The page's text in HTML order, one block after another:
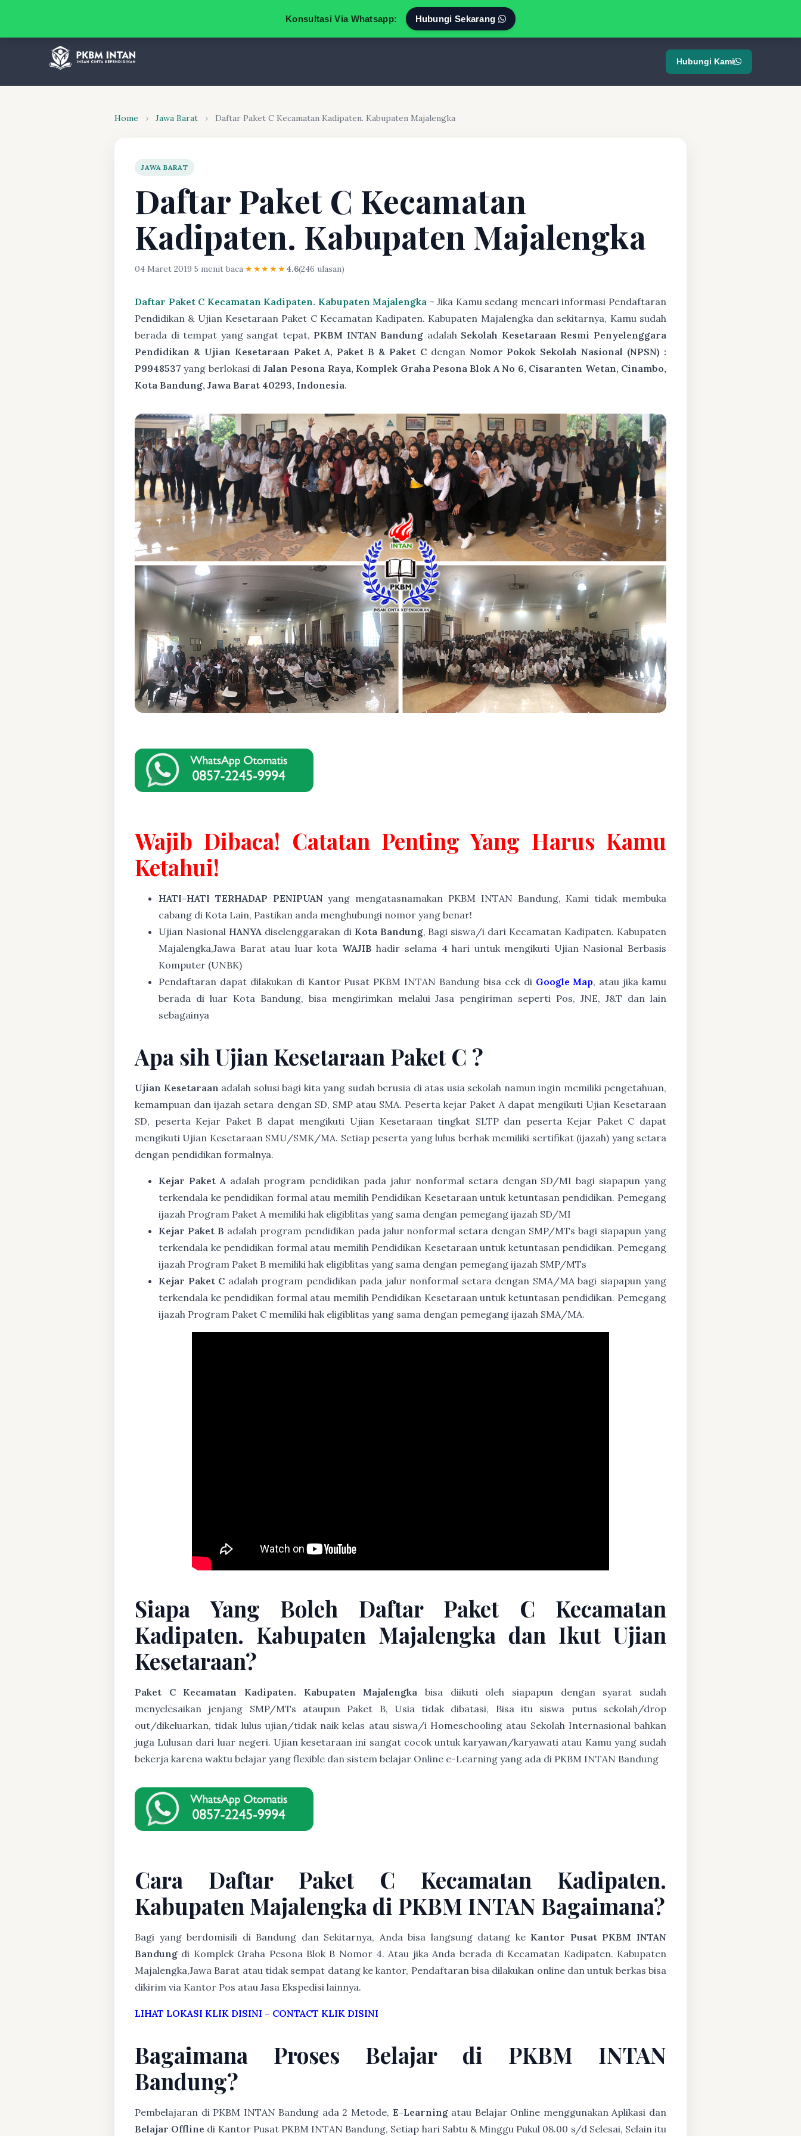
Konsultasi Via Whatsapp: Hubungi Sekarang
Hubungi Kami
Home › Jawa Barat › Daftar Paket C Kecamatan Kadipaten. Kabupaten Majalengka
JAWA BARAT
Daftar Paket C Kecamatan
Kadipaten. Kabupaten Majalengka
04 Maret 2019·5 menit baca·★★★★★4.6(246 ulasan)
Daftar Paket C Kecamatan Kadipaten. Kabupaten Majalengka - Jika Kamu sedang mencari informasi Pendaftaran
Pendidikan & Ujian Kesetaraan Paket C Kecamatan Kadipaten. Kabupaten Majalengka dan sekitarnya, Kamu sudah
berada di tempat yang sangat tepat, PKBM INTAN Bandung adalah Sekolah Kesetaraan Resmi Penyelenggara
Pendidikan & Ujian Kesetaraan Paket A, Paket B & Paket Cdengan Nomor Pokok Sekolah Nasional (NPSN) :
P9948537 yang berlokasi di Jalan Pesona Raya, Komplek Graha Pesona Blok A No 6, Cisaranten Wetan, Cinambo,
Kota Bandung, Jawa Barat 40293, Indonesia.
Wajib Dibaca! Catatan Penting Yang Harus Kamu
Ketahui!
HATI-HATI TERHADAP PENIPUANyang mengatasnamakan PKBM INTAN Bandung, Kami tidak membuka
cabang di Kota Lain, Pastikan anda menghubungi nomor yang benar!
Ujian Nasional HANYA diselenggarakan di Kota Bandung, Bagi siswa/i dari Kecamatan Kadipaten. Kabupaten
Majalengka,Jawa Barat atau luar kota WAJIB hadir selama 4 hari untuk mengikuti Ujian Nasional Berbasis
Komputer (UNBK)
Pendaftaran dapat dilakukan di Kantor Pusat PKBM INTAN Bandung bisa cek di Google Map, atau jika kamu
berada di luar Kota Bandung, bisa mengirimkan melalui Jasa pengiriman seperti Pos, JNE, J&T dan lain
sebagainya
Apa sih Ujian Kesetaraan Paket C ?
Ujian Kesetaraan adalah solusi bagi kita yang sudah berusia di atas usia sekolah namun ingin memiliki pengetahuan,
kemampuan dan ijazah setara dengan SD, SMP atau SMA. Peserta kejar Paket A dapat mengikuti Ujian Kesetaraan
SD, peserta Kejar Paket B dapat mengikuti Ujian Kesetaraan tingkat SLTP dan peserta Kejar Paket C dapat
mengikuti Ujian Kesetaraan SMU/SMK/MA. Setiap peserta yang lulus berhak memiliki sertifikat (ijazah) yang setara
dengan pendidikan formalnya.
Kejar Paket A adalah program pendidikan pada jalur nonformal setara dengan SD/MI bagi siapapun yang
terkendala ke pendidikan formal atau memilih Pendidikan Kesetaraan untuk ketuntasan pendidikan. Pemegang
ijazah Program Paket A memiliki hak eligiblitas yang sama dengan pemegang ijazah SD/MI
Kejar Paket B adalah program pendidikan pada jalur nonformal setara dengan SMP/MTs bagi siapapun yang
terkendala ke pendidikan formal atau memilih Pendidikan Kesetaraan untuk ketuntasan pendidikan. Pemegang
ijazah Program Paket B memiliki hak eligiblitas yang sama dengan pemegang ijazah SMP/MTs
Kejar Paket C adalah program pendidikan pada jalur nonformal setara dengan SMA/MA bagi siapapun yang
terkendala ke pendidikan formal atau memilih Pendidikan Kesetaraan untuk ketuntasan pendidikan. Pemegang
ijazah Program Paket C memiliki hak eligiblitas yang sama dengan pemegang ijazah SMA/MA.
Siapa Yang Boleh Daftar Paket C Kecamatan
Kadipaten. Kabupaten Majalengka dan Ikut Ujian
Kesetaraan?
Paket C Kecamatan Kadipaten. Kabupaten Majalengka bisa diikuti oleh siapapun dengan syarat sudah
menyelesaikan jenjang SMP/MTs ataupun Paket B, Usia tidak dibatasi, Bisa itu siswa putus sekolah/drop
out/dikeluarkan, tidak lulus ujian/tidak naik kelas atau siswa/i Homeschooling atau Sekolah Internasional bahkan
juga Lulusan dari luar negeri. Ujian kesetaraan ini sangat cocok untuk karyawan/karyawati atau Kamu yang sudah
bekerja karena waktu belajar yang flexible dan sistem belajar Online e-Learning yang ada di PKBM INTAN Bandung
Cara Daftar Paket C Kecamatan Kadipaten.
Kabupaten Majalengka di PKBM INTAN Bagaimana?
Bagi yang berdomisili di Bandung dan Sekitarnya, Anda bisa langsung datang ke Kantor Pusat PKBM INTAN
Bandung di Komplek Graha Pesona Blok B Nomor 4. Atau jika Anda berada di Kecamatan Kadipaten. Kabupaten
Majalengka,Jawa Barat atau tidak sempat datang ke kantor, Pendaftaran bisa dilakukan online dan untuk berkas bisa
dikirim via Kantor Pos atau Jasa Ekspedisi lainnya.
LIHAT LOKASI KLIK DISINI – CONTACT KLIK DISINI
Bagaimana Proses Belajar di PKBM INTAN
Bandung?
Pembelajaran di PKBM INTAN Bandung ada 2 Metode, E-Learningatau Belajar Online menggunakan Aplikasi dan
Belajar Offline di Kantor Pusat PKBM INTAN Bandung, Setiap hari Sabtu & Minggu Pukul 08.00 s/d Selesai, Selain itu